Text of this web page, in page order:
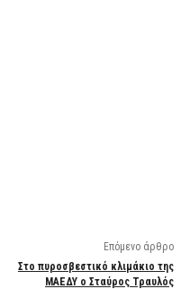
Επόμενο άρθρο
Στο πυροσβεστικό κλιμάκιο της
ΜΑΕΔΥ ο Σταύρος Τραυλός